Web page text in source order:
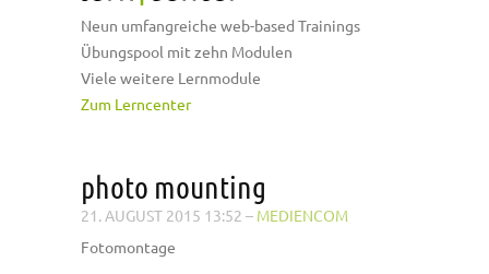
Neun umfangreiche web-based Trainings
Übungspool mit zehn Modulen
Viele weitere Lernmodule
Zum Lerncenter
photo mounting
21. AUGUST 2015 13:52 – MEDIENCOM
Fotomontage